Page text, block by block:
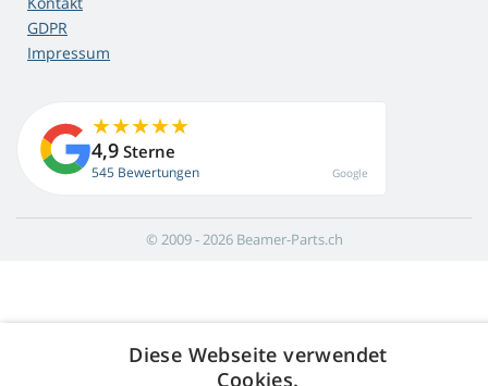
GDPR
Impressum
4,9 Sterne
545 Bewertungen Google
© 2009 - 2026 Beamer-Parts.ch
Diese Webseite verwendet
Cookies.